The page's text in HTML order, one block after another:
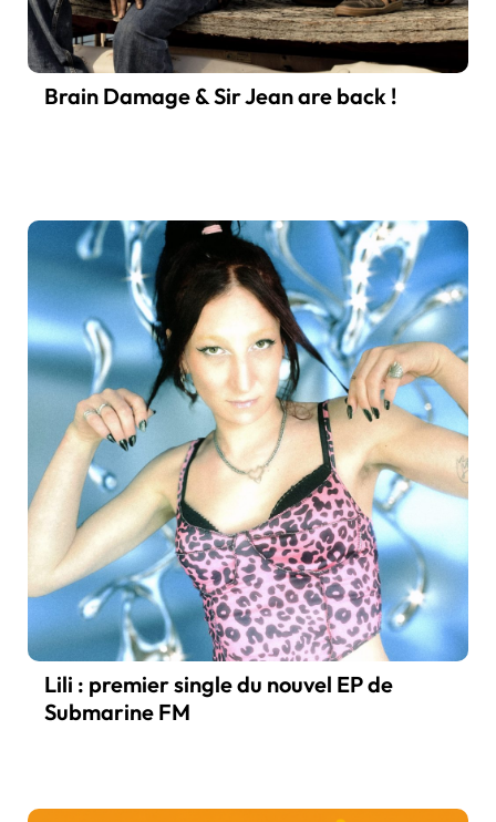
Brain Damage & Sir Jean are back !
Lili : premier single du nouvel EP de
Submarine FM